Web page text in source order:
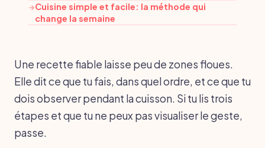
→Cuisine simple et facile: la méthode qui
change la semaine
Une recette fiable laisse peu de zones floues.
Elle dit ce que tu fais, dans quel ordre, et ce que tu
dois observer pendant la cuisson. Si tu lis trois
étapes et que tu ne peux pas visualiser le geste,
passe.